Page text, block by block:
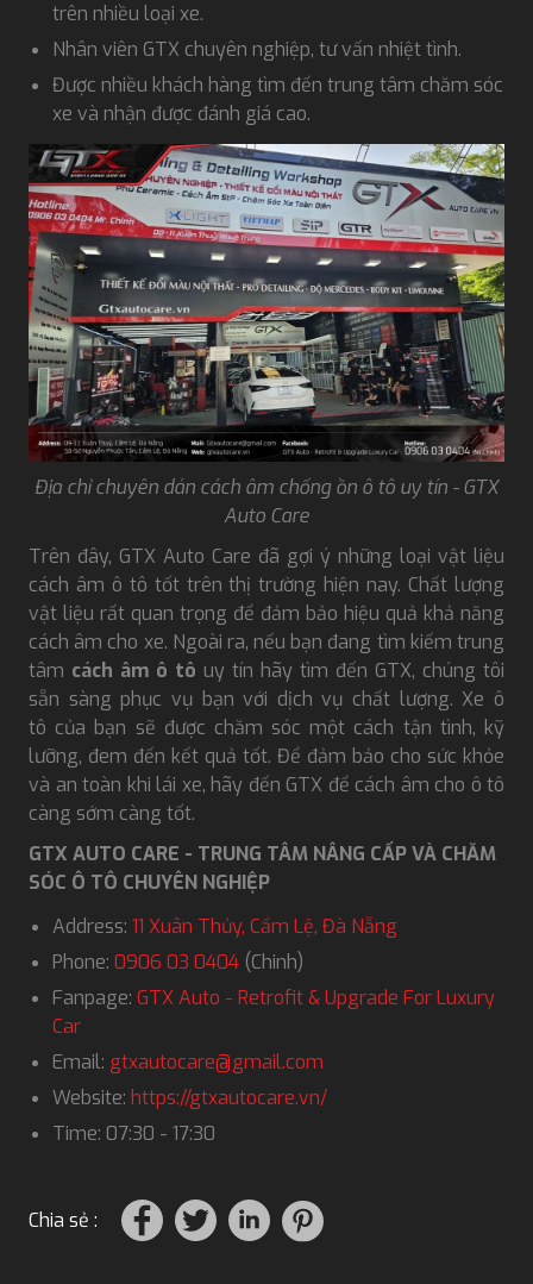
trên nhiều loại xe.
Nhân viên GTX chuyên nghiệp, tư vấn nhiệt tình.
Được nhiều khách hàng tìm đến trung tâm chăm sóc
xe và nhận được đánh giá cao.
Địa chỉ chuyên dán cách âm chống ồn ô tô uy tín - GTX
Auto Care
Trên đây, GTX Auto Care đã gợi ý những loại vật liệu
cách âm ô tô tốt trên thị trường hiện nay. Chất lượng
vật liệu rất quan trọng để đảm bảo hiệu quả khả năng
cách âm cho xe. Ngoài ra, nếu bạn đang tìm kiếm trung
tâm cách âm ô tô uy tín hãy tìm đến GTX, chúng tôi
sẵn sàng phục vụ bạn với dịch vụ chất lượng. Xe ô
tô của bạn sẽ được chăm sóc một cách tận tình, kỹ
lưỡng, đem đến kết quả tốt. Để đảm bảo cho sức khỏe
và an toàn khi lái xe, hãy đến GTX để cách âm cho ô tô
càng sớm càng tốt.
GTX AUTO CARE - TRUNG TÂM NÂNG CẤP VÀ CHĂM
SÓC Ô TÔ CHUYÊN NGHIỆP
Address: 11 Xuân Thủy, Cẩm Lệ, Đà Nẵng
Phone: 0906 03 0404 (Chinh)
Fanpage: GTX Auto - Retrofit & Upgrade For Luxury
Car
Email: gtxautocare@gmail.com
Website: https://gtxautocare.vn/
Time: 07:30 - 17:30
Chia sẻ :